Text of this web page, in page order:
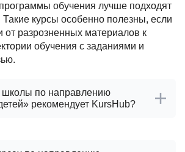
обучения лучше подходят
Такие курсы особенно полезны, если
от разрозненных материалов к
обучения с заданиями и
школы по направлению
рекомендует KursHub?
выделяет ведущие